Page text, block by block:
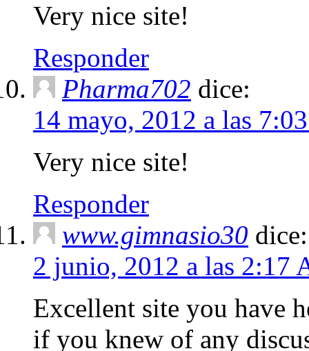
Very nice site!
Responder
Pharma702 dice:
14 mayo, 2012 a las
Very nice site!
Responder
www.gimnasio30 dice:
2 junio, 2012 a las 2:17
Excellent site you have
if you knew of any